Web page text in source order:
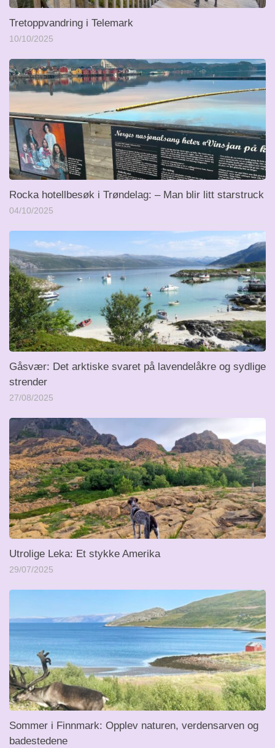
Tretoppvandring i Telemark
10/10/2025
Rocka hotellbesøk i Trøndelag: – Man blir litt starstruck
04/10/2025
Gåsvær: Det arktiske svaret på lavendelåkre og sydlige
strender
27/08/2025
Utrolige Leka: Et stykke Amerika
29/07/2025
Sommer i Finnmark: Opplev naturen, verdensarven og
badestedene